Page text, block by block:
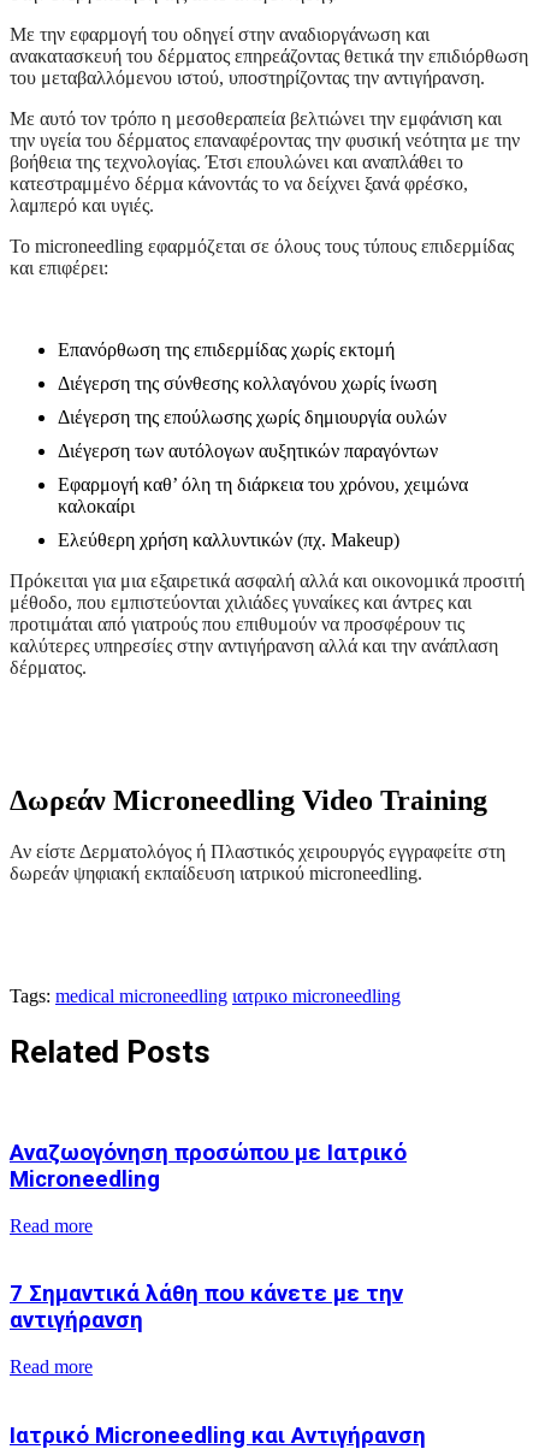
Με την εφαρμογή του οδηγεί στην αναδιοργάνωση και
ανακατασκευή του δέρματος επηρεάζοντας θετικά την επιδιόρθωση
του μεταβαλλόμενου ιστού, υποστηρίζοντας την αντιγήρανση.
Με αυτό τον τρόπο η μεσοθεραπεία βελτιώνει την εμφάνιση και
την υγεία του δέρματος επαναφέροντας την φυσική νεότητα με την
βοήθεια της τεχνολογίας. Έτσι επουλώνει και αναπλάθει το
κατεστραμμένο δέρμα κάνοντάς το να δείχνει ξανά φρέσκο,
λαμπερό και υγιές.
Το microneedling εφαρμόζεται σε όλους τους τύπους επιδερμίδας
και επιφέρει:
Επανόρθωση της επιδερμίδας χωρίς εκτομή
Διέγερση της σύνθεσης κολλαγόνου χωρίς ίνωση
Διέγερση της επούλωσης χωρίς δημιουργία ουλών
Διέγερση των αυτόλογων αυξητικών παραγόντων
Εφαρμογή καθ’ όλη τη διάρκεια του χρόνου, χειμώνα
καλοκαίρι
Ελεύθερη χρήση καλλυντικών (πχ. Makeup)
Πρόκειται για μια εξαιρετικά ασφαλή αλλά και οικονομικά προσιτή
μέθοδο, που εμπιστεύονται χιλιάδες γυναίκες και άντρες και
προτιμάται από γιατρούς που επιθυμούν να προσφέρουν τις
καλύτερες υπηρεσίες στην αντιγήρανση αλλά και την ανάπλαση
δέρματος.
Δωρεάν Microneedling Video Training
Αν είστε Δερματολόγος ή Πλαστικός χειρουργός εγγραφείτε στη
δωρεάν ψηφιακή εκπαίδευση ιατρικού microneedling.
Tags: medical microneedling ιατρικο microneedling
Related Posts
Αναζωογόνηση προσώπου με Ιατρικό
Microneedling
Read more
7 Σημαντικά λάθη που κάνετε με την
αντιγήρανση
Read more
Ιατρικό Microneedling και Αντιγήρανση